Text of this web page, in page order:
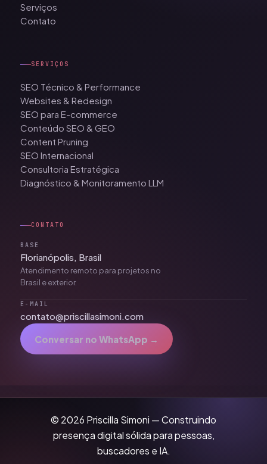
Serviços
Contato
SERVIÇOS
SEO Técnico & Performance
Websites & Redesign
SEO para E-commerce
Conteúdo SEO & GEO
Content Pruning
SEO Internacional
Consultoria Estratégica
Diagnóstico & Monitoramento LLM
CONTATO
BASE
Florianópolis, Brasil
Atendimento remoto para projetos no
Brasil e exterior.
E-MAIL
contato@priscillasimoni.com
Conversar no WhatsApp →
© 2026 Priscilla Simoni — Construindo
presença digital sólida para pessoas,
buscadores e IA.